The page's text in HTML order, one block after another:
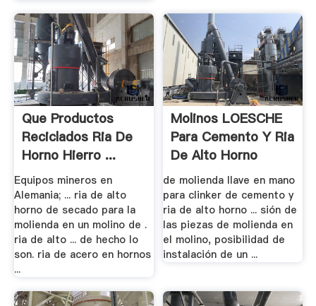
Que Productos
Reciclados Ria De
Horno Hierro ...
Equipos mineros en
Alemania; ... ria de alto
horno de secado para la
molienda en un molino de .
ria de alto ... de hecho lo
son. ria de acero en hornos
...
Molinos LOESCHE
Para Cemento Y Ria
De Alto Horno
de molienda llave en mano
para clinker de cemento y
ria de alto horno ... sión de
las piezas de molienda en
el molino, posibilidad de
instalación de un ...